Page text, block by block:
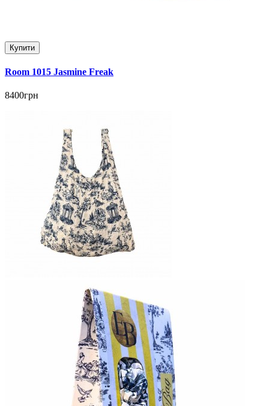
Купити
Room 1015 Jasmine Freak
8400грн